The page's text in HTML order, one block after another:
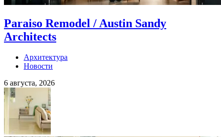
Paraiso Remodel / Austin Sandy
Architects
Архитектура
Новости
6 августа, 2026